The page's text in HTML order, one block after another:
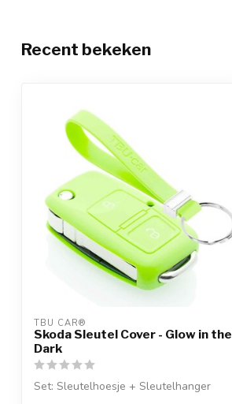
Recent bekeken
TBU CAR®
Skoda Sleutel Cover - Glow in the
Dark
Set: Sleutelhoesje + Sleutelhanger